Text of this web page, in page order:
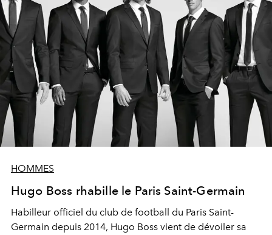
HOMMES
Hugo Boss rhabille le Paris Saint-Germain
Habilleur officiel du club de football du Paris Saint-
Germain depuis 2014, Hugo Boss vient de dévoiler sa